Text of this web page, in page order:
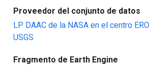
Proveedor del conjunto de datos
LP DAAC de la NASA en el centro
USGS
Fragmento de Earth Engine